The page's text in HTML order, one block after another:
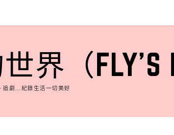
（FLY'S
追劇…紀錄生活一切美好